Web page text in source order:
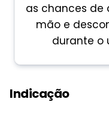
as chances de
mão e
durante o
Indicação